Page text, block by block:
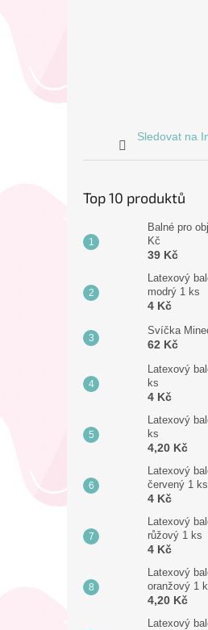
Sledovat na
Top 10 produktů
Balné pro
Kč
39 Kč
Latexový
modrý 1 ks
4 Kč
Svíčka
62 Kč
Latexový
ks
4 Kč
Latexový
ks
4,20 Kč
Latexový
červený 1 ks
4 Kč
Latexový
růžový 1 ks
4 Kč
Latexový
oranžový 1
4,20 Kč
Latexový